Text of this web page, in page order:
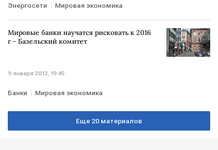
Энергосети Мировая экономика
Мировые банки научатся рисковать к 2016
г - Базельский комитет
9 января 2013, 19:45
Банки Мировая экономика
Еще 20 материалов